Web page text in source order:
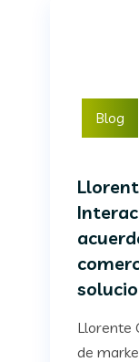
Blog
Llorente
de